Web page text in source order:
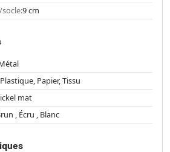
9 cm
Plastique, Papier, Tissu
mat
, Écru , Blanc